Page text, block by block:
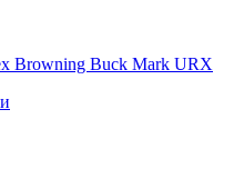
Browning Buck Mark URX